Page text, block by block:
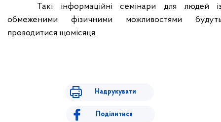
Такі інформаційні семінари для людей
обмеженими фізичними можливостями
проводитися щомісяця.
Надрукувати
Поділитися